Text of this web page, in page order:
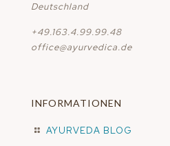
Deutschland
+49.163.4.99.99.48
office@ayurvedica.de
INFORMATIONEN
AYURVEDA BLOG